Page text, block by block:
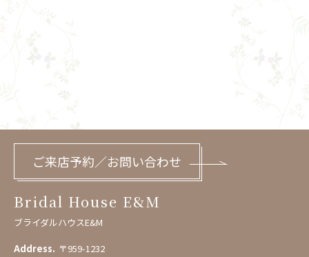
ご来店予約／お問い合わせ
Bridal House E&M
ブライダルハウスE&M
Address. 〒959-1232